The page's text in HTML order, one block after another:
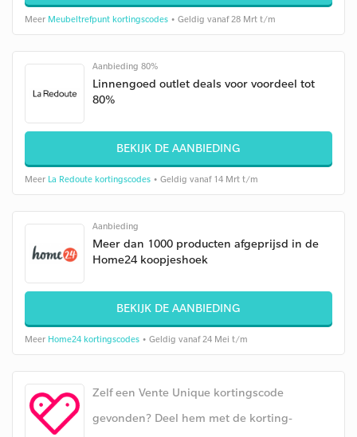
Meer Meubeltrefpunt kortingscodes • Geldig vanaf 28 Mrt t/m
Aanbieding 80%
Linnengoed outlet deals voor voordeel tot
80%
BEKIJK DE AANBIEDING
Meer La Redoute kortingscodes • Geldig vanaf 14 Mrt t/m
Aanbieding
Meer dan 1000 producten afgeprijsd in de
Home24 koopjeshoek
BEKIJK DE AANBIEDING
Meer Home24 kortingscodes • Geldig vanaf 24 Mei t/m
Zelf een Vente Unique kortingscode
gevonden? Deel hem met de korting-